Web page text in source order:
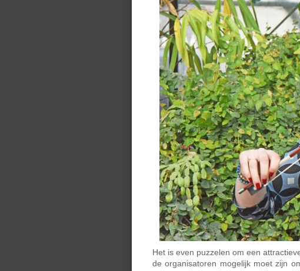
Het is even puzzelen om een
de organisatoren mogelijk moet zijn